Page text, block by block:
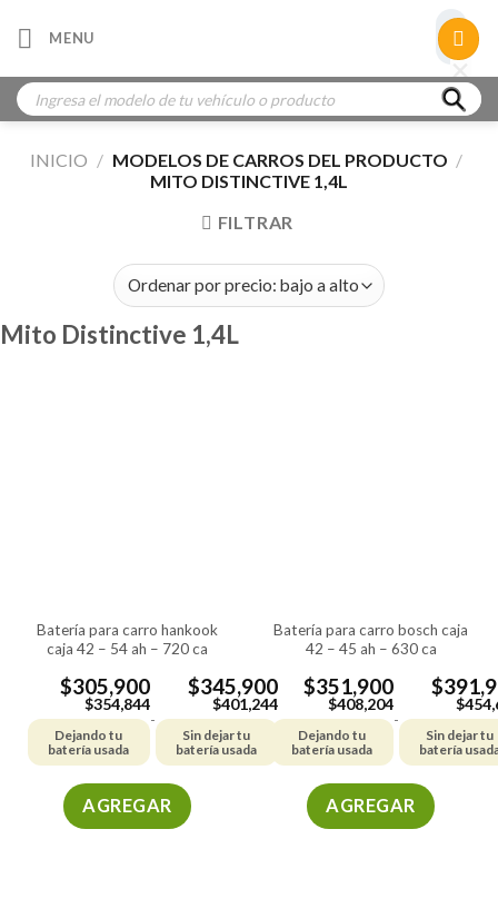
MENU
Búsqueda
de
productos
INICIO / MODELOS DE CARROS DEL PRODUCTO /
MITO DISTINCTIVE 1,4L
FILTRAR
Mito Distinctive 1,4L
batería para carro hankook
caja 42 – 54 ah – 720 ca
$305,900
$354,844
Dejando tu
batería usada
-
$345,900
$401,244
Sin dejar tu
batería usada
AGREGAR
batería para carro bosch caja
42 – 45 ah – 630 ca
$351,900
$408,204
Dejando tu
batería usada
-
$
$
Sin dejar tu
batería
AGREGAR
×
×
×